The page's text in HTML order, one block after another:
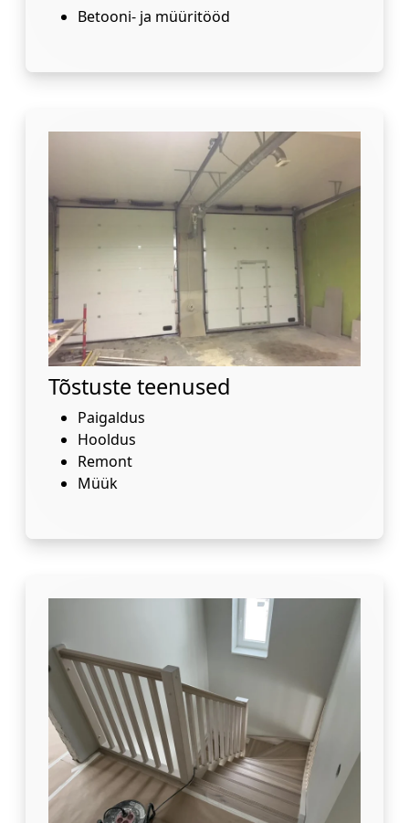
Betooni- ja müüritööd
Tõstuste teenused
Paigaldus
Hooldus
Remont
Müük